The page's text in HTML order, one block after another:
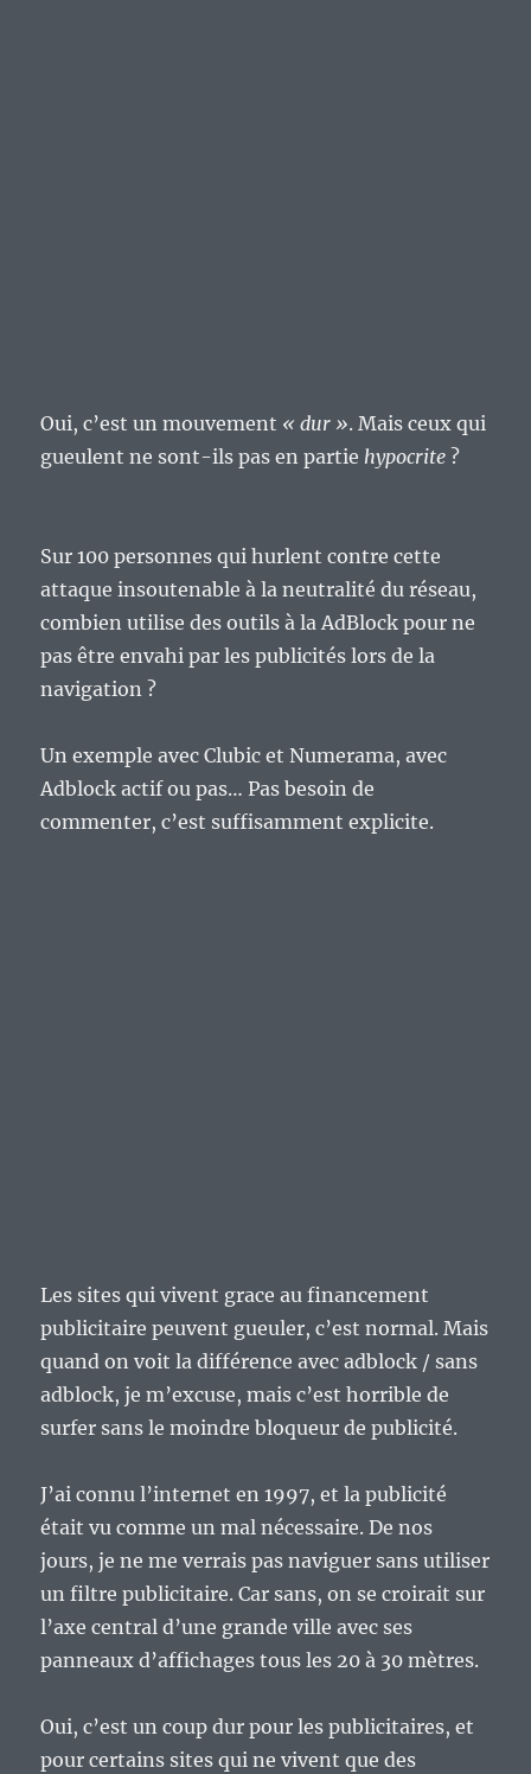
Oui, c’est un mouvement « dur ». Mais ceux qui
gueulent ne sont-ils pas en partie hypocrite ?
Sur 100 personnes qui hurlent contre cette
attaque insoutenable à la neutralité du réseau,
combien utilise des outils à la AdBlock pour ne
pas être envahi par les publicités lors de la
navigation ?
Un exemple avec Clubic et Numerama, avec
Adblock actif ou pas… Pas besoin de
commenter, c’est suffisamment explicite.
Les sites qui vivent grace au financement
publicitaire peuvent gueuler, c’est normal. Mais
quand on voit la différence avec adblock / sans
adblock, je m’excuse, mais c’est horrible de
surfer sans le moindre bloqueur de publicité.
J’ai connu l’internet en 1997, et la publicité
était vu comme un mal nécessaire. De nos
jours, je ne me verrais pas naviguer sans utiliser
un filtre publicitaire. Car sans, on se croirait sur
l’axe central d’une grande ville avec ses
panneaux d’affichages tous les 20 à 30 mètres.
Oui, c’est un coup dur pour les publicitaires, et
pour certains sites qui ne vivent que des